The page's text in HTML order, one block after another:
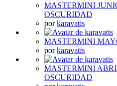
MASTERMINI
OSCURIDAD
porkaravatis
MASTERMINI
porkaravatis
MASTERMINI
OSCURIDAD